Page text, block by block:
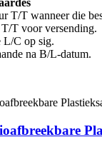
T/T wanneer die
T voor versending.
L/C op sig.
na B/L-datum.